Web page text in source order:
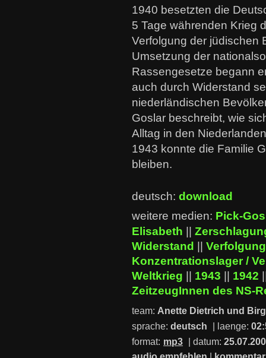
1940 besetzten die
5 Tage währenden Krieg
Verfolgung der jüdischen
Umsetzung der
Rassengesetze begann
auch durch Widerstand
niederländischen
Goslar beschreibt, wie
Alltag in den
1943 konnte die Familie
bleiben.
deutsch: download
weitere medien: Pick-
Elisabeth
Widerstand
Verfolgung
Konzentrationslager /
Weltkrieg
1943 1942
ZeitzeugInnen des NS-
team: Anette Dietrich und
sprache: deutsch | laenge:
format: mp3 | datum: